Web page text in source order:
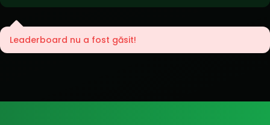
Leaderboard nu a fost găsit!